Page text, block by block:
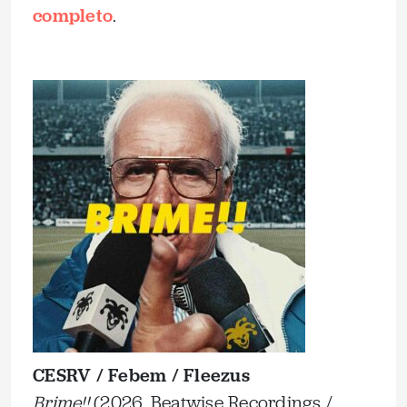
completo.
CESRV / Febem / Fleezus